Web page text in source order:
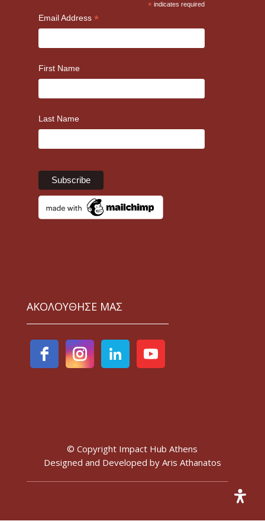
* indicates required
Email Address *
First Name
Last Name
ΑΚΟΛΟΥΘΗΣΕ ΜΑΣ
© Copyright Impact Hub Athens
Designed and Developed by Aris Athanatos